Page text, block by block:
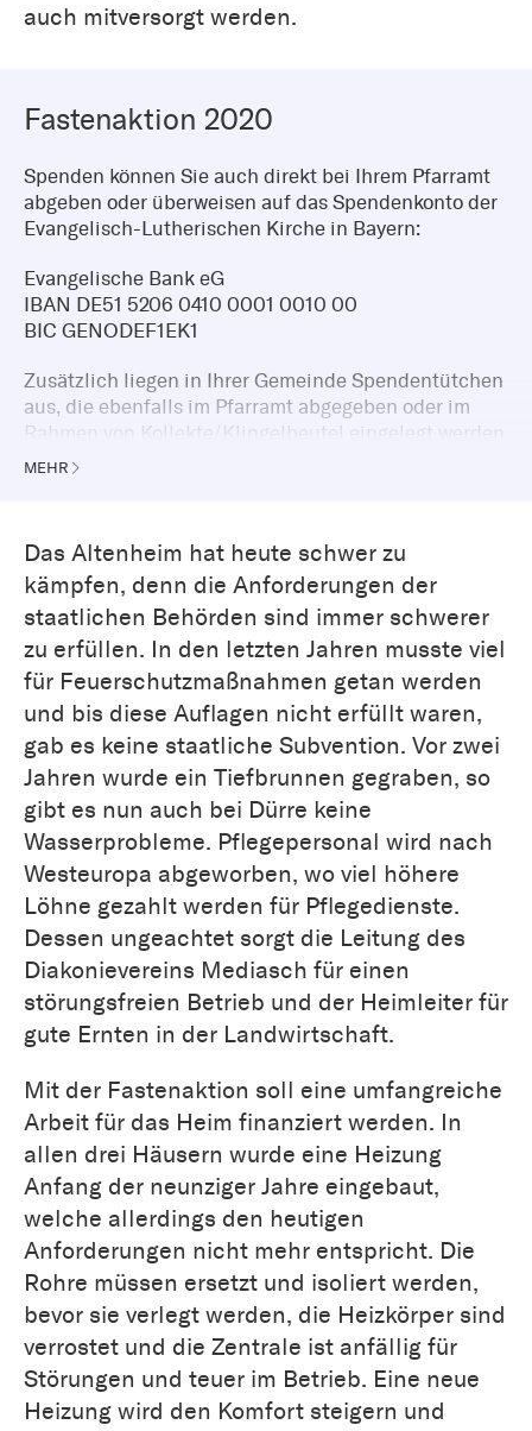
auch mitversorgt werden.
Fastenaktion 2020
Spenden können Sie auch direkt bei Ihrem Pfarramt
abgeben oder überweisen auf das Spendenkonto der
Evangelisch-Lutherischen Kirche in Bayern:
Evangelische Bank eG
IBAN DE51 5206 0410 0001 0010 00
BIC GENODEF1EK1
Zusätzlich liegen in Ihrer Gemeinde Spendentütchen
aus, die ebenfalls im Pfarramt abgegeben oder im
Rahmen von Kollekte/Klingelbeutel eingelegt werden
können.
MEHR
Das Altenheim hat heute schwer zu
kämpfen, denn die Anforderungen der
staatlichen Behörden sind immer schwerer
zu erfüllen. In den letzten Jahren musste viel
für Feuerschutzmaßnahmen getan werden
und bis diese Auflagen nicht erfüllt waren,
gab es keine staatliche Subvention. Vor zwei
Jahren wurde ein Tiefbrunnen gegraben, so
gibt es nun auch bei Dürre keine
Wasserprobleme. Pflegepersonal wird nach
Westeuropa abgeworben, wo viel höhere
Löhne gezahlt werden für Pflegedienste.
Dessen ungeachtet sorgt die Leitung des
Diakonievereins Mediasch für einen
störungsfreien Betrieb und der Heimleiter für
gute Ernten in der Landwirtschaft.
Mit der Fastenaktion soll eine umfangreiche
Arbeit für das Heim finanziert werden. In
allen drei Häusern wurde eine Heizung
Anfang der neunziger Jahre eingebaut,
welche allerdings den heutigen
Anforderungen nicht mehr entspricht. Die
Rohre müssen ersetzt und isoliert werden,
bevor sie verlegt werden, die Heizkörper sind
verrostet und die Zentrale ist anfällig für
Störungen und teuer im Betrieb. Eine neue
Heizung wird den Komfort steigern und